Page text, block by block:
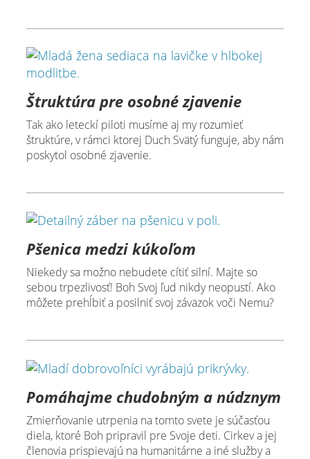
Štruktúra pre osobné zjavenie
Tak ako leteckí piloti musíme aj my rozumieť
štruktúre, v rámci ktorej Duch Svätý funguje, aby nám
poskytol osobné zjavenie.
Pšenica medzi kúkoľom
Niekedy sa možno nebudete cítiť silní. Majte so
sebou trpezlivosť! Boh Svoj ľud nikdy neopustí. Ako
môžete prehĺbiť a posilniť svoj záväzok voči Nemu?
Pomáhajme chudobným a núdznym
Zmierňovanie utrpenia na tomto svete je súčasťou
diela, ktoré Boh pripravil pre Svoje deti. Cirkev a jej
členovia prispievajú na humanitárne a iné služby a